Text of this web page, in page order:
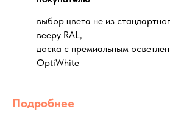
выбор цвета не из
вееру RAL,
доска с премиальным
OptiWhite
Подробнее